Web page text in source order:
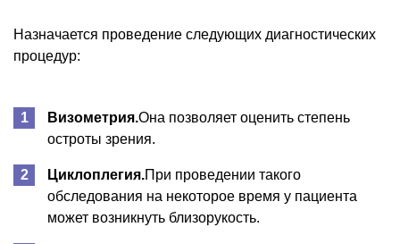
Назначается проведение следующих диагностических
процедур:
Визометрия.Она позволяет оценить степень
остроты зрения.
Циклоплегия.При проведении такого
обследования на некоторое время у пациента
может возникнуть близорукость.